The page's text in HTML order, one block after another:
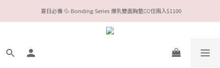
今夏限定Meufs泳衣工作坊 🥳 手做妳獨一無二的Bikini👙